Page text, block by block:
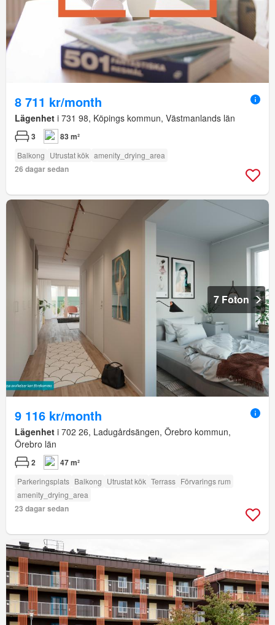
8 711 kr/month
Lägenhet i 731 98, Köpings kommun, Västmanlands län
3 83 m²
Balkong Utrustat kök amenity_drying_area
26 dagar sedan
7 Foton
9 116 kr/month
Lägenhet i 702 26, Ladugårdsängen, Örebro kommun,
Örebro län
2 47 m²
Parkeringsplats Balkong Utrustat kök Terrass Förvarings rum
amenity_drying_area
23 dagar sedan